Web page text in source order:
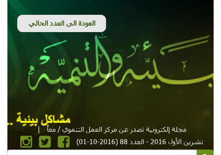
مجلة إلكترونية تصدر عن مركز العمل التنموي / معاً
|
تشرين الأول 2016 - العدد 88 (2016-10-01)